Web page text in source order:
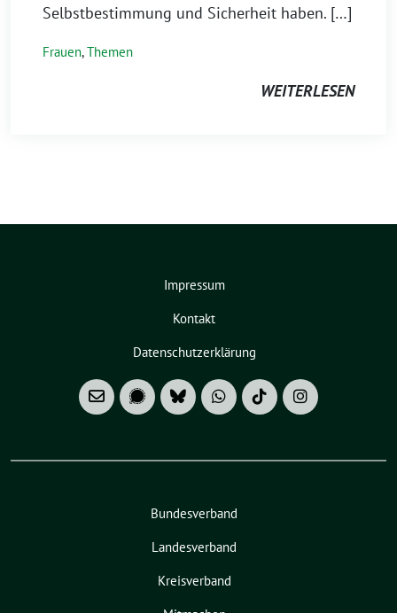
Selbstbestimmung und Sicherheit haben. […]
Frauen,Themen
WEITERLESEN
Impressum
Kontakt
Datenschutzerklärung
Bundesverband
Landesverband
Kreisverband